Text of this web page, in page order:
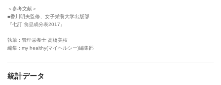
＜参考文献＞
■香川明夫監修、女子栄養大学出版部
『七訂 食品成分表2017』
執筆 : 管理栄養士 高橋美枝
編集 : my healthy(マイヘルシー)編集部
統計データ